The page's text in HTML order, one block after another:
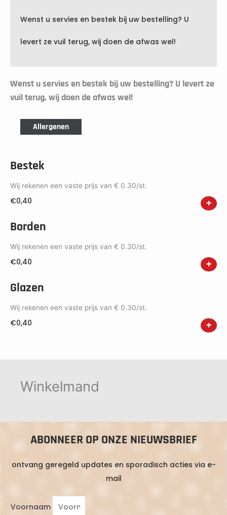
Wenst u servies en bestek bij uw bestelling? U
levert ze vuil terug, wij doen de afwas wel!
Wenst u servies en bestek bij uw bestelling? U levert ze
vuil terug, wij doen de afwas wel!
Allergenen
Bestek
Wij rekenen een vaste prijs van € 0.30/st.
€0,40 +
Borden
Wij rekenen een vaste prijs van € 0.30/st.
€0,40 +
Glazen
Wij rekenen een vaste prijs van € 0.30/st.
€0,40 +
Winkelmand
ABONNEER OP ONZE NIEUWSBRIEF
ontvang geregeld updates en sporadisch acties via e-
mail
Voornaam